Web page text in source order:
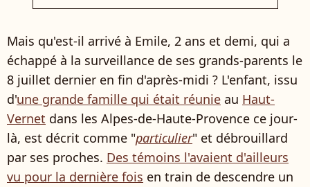
Mais qu'est-il arrivé à Emile, 2 ans et demi, qui a
échappé à la surveillance de ses grands-parents le
8 juillet dernier en fin d'après-midi ? L'enfant, issu
d'une grande famille qui était réunie au Haut-
Vernet dans les Alpes-de-Haute-Provence ce jour-
là, est décrit comme "particulier" et débrouillard
par ses proches. Des témoins l'avaient d'ailleurs
vu pour la dernière fois en train de descendre un